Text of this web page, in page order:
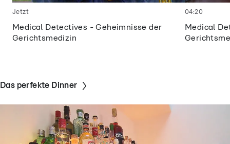
Medical Detectives - Geheimnisse der
Gerichtsmedizin
Jetzt
Medical
04:20
Das perfekte Dinner